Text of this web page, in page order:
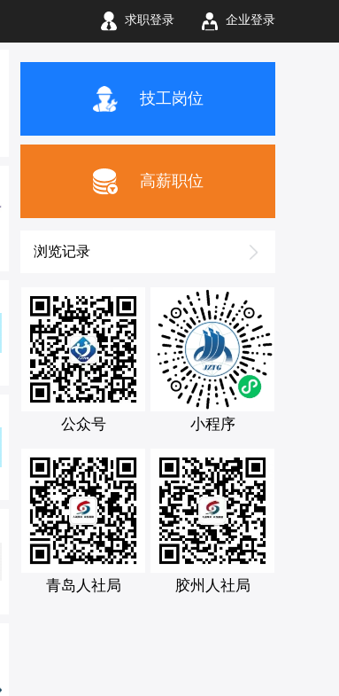
求职登录 企业登录
技工岗位
高薪职位
浏览记录
公众号 小程序
青岛人社局 胶州人社局